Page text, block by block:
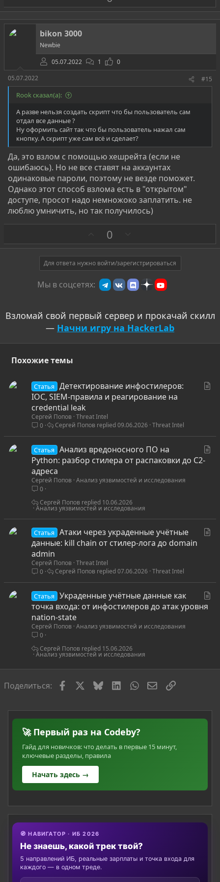
а р
о
в
bikon 3000
Newbie
05.07.2022
1
0
05.07.2022
#15
Rook сказал(а):
А разве нельзя создать скрипт что бы пользователь сам
отдал все данные ?
Ну оформить сайт так что бы пользователь нажал сам
кнопку. А скрипт уже сам всё и сделает?
Да, это взлом с помощью хешрейта (если не
ошибаюсь). Но не все ставят на аккаунтах
одинаковые пароли, поэтому не везде поможет.
Однако этот способ взлома есть в "открытом"
доступе, просот надо немножоко заплатить. не
люблю умничить, но так получилось)
а
0
р
о
т
и
в
Для ответа нужно войти/зарегистрироваться
Мы в соцсетях:
Взломай свой первый сервер и прокачай скилл
— Начни игру на HackerLab
Похожие темы
я
Статья
Детектирование инфостилеров:
IOC, SIEM-правила и реагирование на
credential leak
Сергей Попов Threat Intel
0
Threat Intel
09.06.2026
Сергей Попов
Статья
Анализ вредоносного ПО на
Python: разбор стилера от распаковки до C2-
адреса
Сергей Попов Анализ уязвимостей и исследования
0
Анализ уязвимостей и исследования
10.06.2026
Сергей Попов
я
Статья
Атаки через украденные учётные
данные: kill chain от стилер-лога до domain
admin
Сергей Попов Threat Intel
0
Threat Intel
07.06.2026
Сергей Попов
Статья
Украденные учётные данные как
точка входа: от инфостилеров до атак уровня
nation-state
Сергей Попов Анализ уязвимостей и исследования
0
Анализ уязвимостей и исследования
15.06.2026
Сергей Попов
Поделиться: FacebookBlueskyLinkedInWhatsAppЭлектронная
Ссылка
🚀 Первый раз на Codeby?
Гайд для новичков: что делать в первые 15 минут,
ключевые разделы, правила
Начать здесь →
🧭 НАВИГАТОР · ИБ 2026
Не знаешь, какой трек твой?
5 направлений ИБ, реальные зарплаты и точка входа для
каждого — в одном треде.